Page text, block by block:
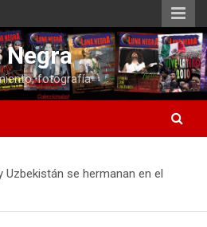
Negra
fotografía
se hermanan en el